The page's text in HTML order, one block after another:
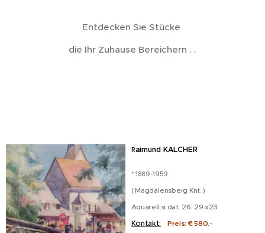
Entdecken Sie Stücke
die Ihr Zuhause Bereichern . .
Raimund KALCHER
* 1889-1959
( Magdalensberg Knt. )
Aquarell si.dat. 26. 29 x23
Kontakt:
Preis: € 580.-